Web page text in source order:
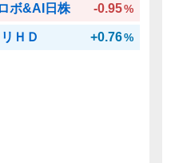
ボ&AI日株 -0.95%
ＨＤ +0.76%